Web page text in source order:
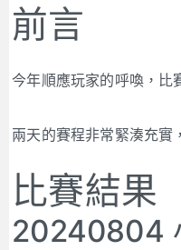
前言
今年順應玩家的呼喚，比
兩天的賽程非常緊湊充實
比賽結果
20240804